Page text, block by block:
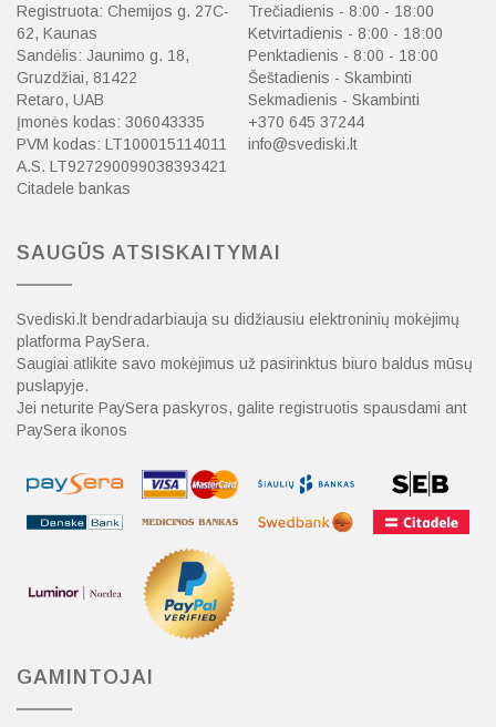
Registruota: Chemijos g. 27C-
62, Kaunas
Sandėlis: Jaunimo g. 18,
Gruzdžiai, 81422
Retaro, UAB
Įmonės kodas: 306043335
PVM kodas: LT100015114011
A.S. LT927290099038393421
Citadele bankas
Trečiadienis - 8:00 - 18:00
Ketvirtadienis - 8:00 - 18:00
Penktadienis - 8:00 - 18:00
Šeštadienis - Skambinti
Sekmadienis - Skambinti
+370 645 37244
info@svediski.lt
SAUGŪS ATSISKAITYMAI
Svediski.lt bendradarbiauja su didžiausiu elektroninių mokėjimų
platforma PaySera.
Saugiai atlikite savo mokėjimus už pasirinktus biuro baldus mūsų
puslapyje.
Jei neturite PaySera paskyros, galite registruotis spausdami ant
PaySera ikonos
GAMINTOJAI